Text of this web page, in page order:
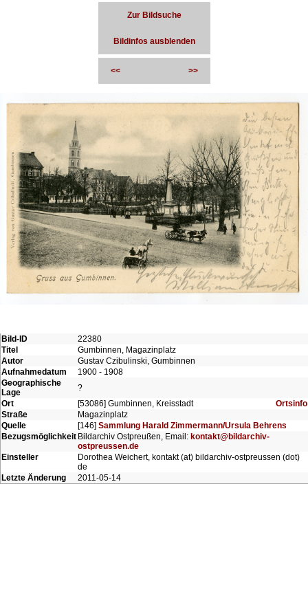
Zur Bildsuche
Bildinfos ausblenden
<< >>
Bild-ID
22380
Titel
Gumbinnen, Magazinplatz
Autor
Gustav Czibulinski, Gumbinnen
Aufnahmedatum
1900 - 1908
Geographische
Lage
?
Ort
[53086] Gumbinnen, Kreisstadt
Ortsinfo
Straße
Magazinplatz
Quelle
[146] Sammlung Harald Zimmermann/Ursula Behrens
Bezugsmöglichkeit Bildarchiv Ostpreußen, Email: kontakt@bildarchiv-
ostpreussen.de
Einsteller
Dorothea Weichert, kontakt (at) bildarchiv-ostpreussen (dot)
de
Letzte Änderung
2011-05-14